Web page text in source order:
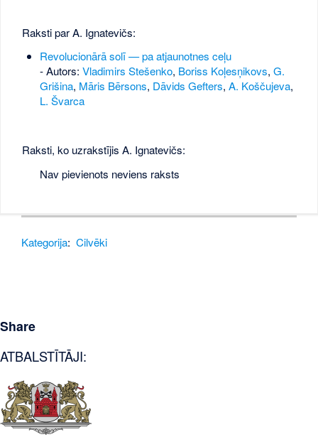
Raksti par A. Ignatevičs:
Revolucionārā solī — pa atjaunotnes ceļu
- Autors: Vladimirs Stešenko, Boriss Koļesņikovs, G.
Grišina, Māris Bērsons, Dāvids Gefters, A. Koščujeva,
L. Švarca
Raksti, ko uzrakstījis A. Ignatevičs:
Nav pievienots neviens raksts
Kategorija: Cilvēki
Share
ATBALSTĪTĀJI: